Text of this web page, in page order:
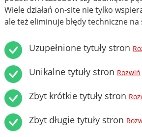
Wiele działań on-site nie tylko
ale też eliminuje błędy techniczne
Uzupełnione tytuły stron
Unikalne tytuły stron Rozwiń
Zbyt krótkie tytuły stron
Zbyt długie tytuły stron